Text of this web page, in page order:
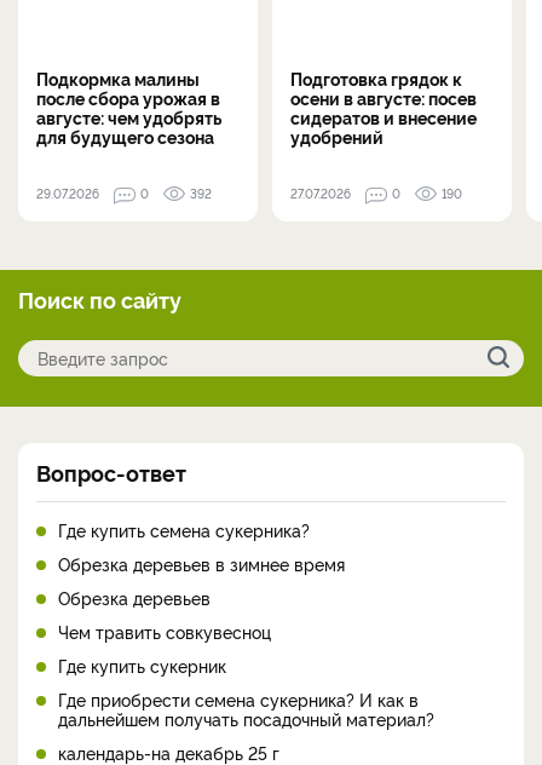
Подкормка малины
после сбора урожая в
августе: чем удобрять
для будущего сезона
29.07.2026 0 392
Подготовка грядок к
осени в августе: посев
сидератов и внесение
удобрений
27.07.2026 0 190
Поиск по сайту
Вопрос-ответ
Где купить семена сукерника?
Обрезка деревьев в зимнее время
Обрезка деревьев
Чем травить совкувесноц
Где купить сукерник
Где приобрести семена сукерника? И как в
дальнейшем получать посадочный материал?
календарь-на декабрь 25 г